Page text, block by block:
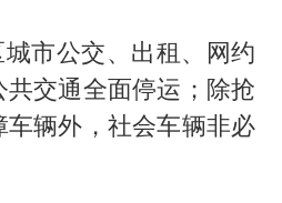
市公交、出租、网约
交通全面停运；除抢
辆外，社会车辆非必